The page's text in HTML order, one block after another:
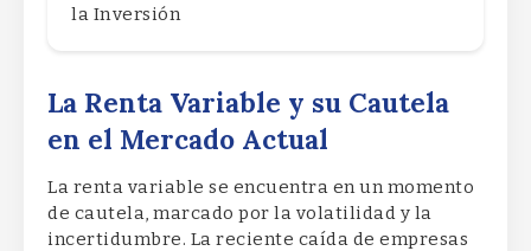
la Inversión
La Renta Variable y su Cautela
en el Mercado Actual
La renta variable se encuentra en un momento
de cautela, marcado por la volatilidad y la
incertidumbre. La reciente caída de empresas